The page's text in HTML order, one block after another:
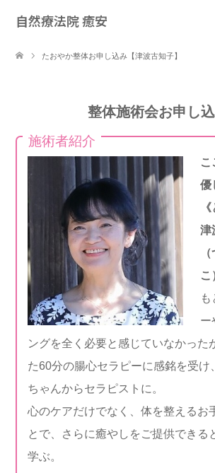
自然療法院 癒安
たおやか整体お申し込み【津波古知子】
整体施術会お申し
施術者紹介
こ
優
こ
ー
ングを全く必要と感じていなかった
た60分の腸心セラピーに感銘を受け
ちゃんからセラピストに。
心のケアだけでなく、体を整えるお
とで、さらに癒やしをご提供できる
学ぶ。